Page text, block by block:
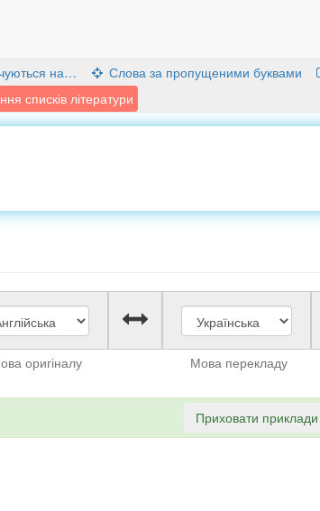
на… Слова за пропущеними буквами
списків літератури
оригіналу Мова перекладу
Приховати приклади